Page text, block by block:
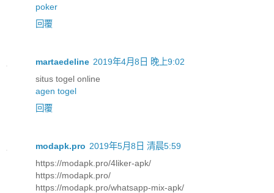
poker
回覆
martaedeline 2019年4月8日 晚上9:02
situs togel online
agen togel
回覆
modapk.pro 2019年5月8日 清晨5:59
https://modapk.pro/4liker-apk/
https://modapk.pro/
https://modapk.pro/whatsapp-mix-apk/